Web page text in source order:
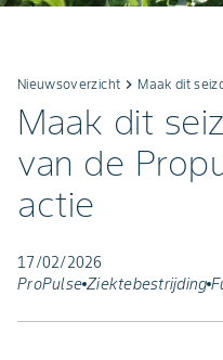
Nieuwsoverzicht keyboard_arrow_right Maak dit
Maak dit
van de
actie
17/02/2026
ProPulse Ziektebestrijding